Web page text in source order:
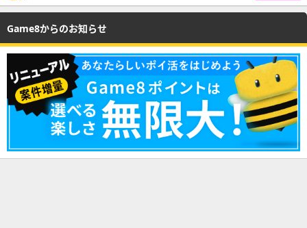
Game8からのお知らせ